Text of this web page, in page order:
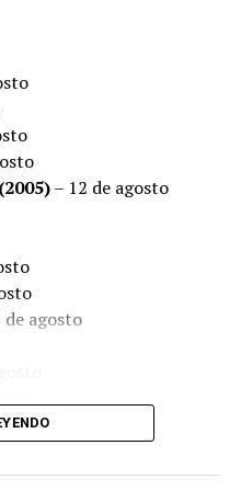
de pacientes y sus
por el acceso a
el estreno adquiere una
diagnóstico existen
fortaleza y de personas
se encontrará
– 12 de agosto
agosto
Fama y la Familia